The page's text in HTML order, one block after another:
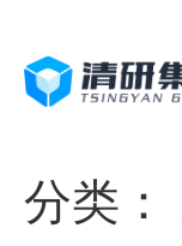
分类：